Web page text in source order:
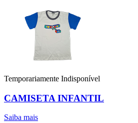
Temporariamente Indisponível
CAMISETA INFANTIL
Saiba mais